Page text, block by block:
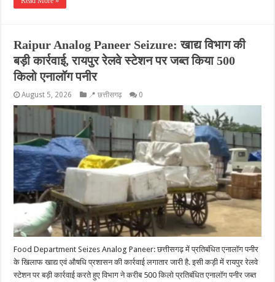
Raipur Analog Paneer Seizure: खाद्य विभाग की
बड़ी कार्रवाई, रायपुर रेलवे स्टेशन पर जब्त किया 500
किलो एनालॉग पनीर
August 5, 2026 📍 छत्तीसगढ़ 0
Food Department Seizes Analog Paneer: छत्तीसगढ़ में प्रतिबंधित एनालॉग पनीर
के खिलाफ खाद्य एवं औषधि प्रशासन की कार्रवाई लगातार जारी है. इसी कड़ी में रायपुर रेलवे
स्टेशन पर बड़ी कार्रवाई करते हुए विभाग ने करीब 500 किलो प्रतिबंधित एनालॉग पनीर जब्त